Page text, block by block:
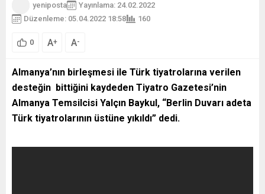
yeniposta
Yayınlama: 24.02.2022
Düzenleme: 05.04.2022 18:58
160
0 A+ A-
Almanya’nın birleşmesi ile Türk tiyatrolarına verilen
desteğin bittiğini kaydeden Tiyatro Gazetesi’nin
Almanya Temsilcisi Yalçın Baykul, “Berlin Duvarı adeta
Türk tiyatrolarının üstüne yıkıldı” dedi.